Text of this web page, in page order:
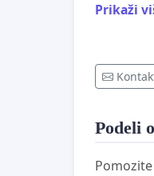
овом
Prikaži
Podeli